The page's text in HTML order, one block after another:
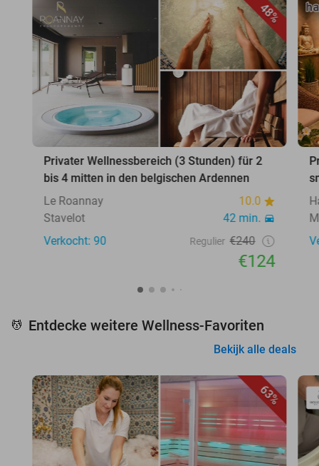
48%
Privater Wellnessbereich (3 Stunden) für 2
bis 4 mitten in den belgischen Ardennen
Le Roannay
10.0
Stavelot
42 min.
Verkocht: 90
Regulier €240
€124
💆 Entdecke weitere Wellness-Favoriten
Bekijk alle deals
63%